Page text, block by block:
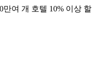
여 개 호텔 10% 이상 할